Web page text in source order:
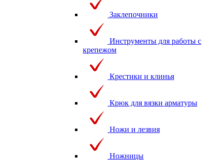
Заклепочники
Инструменты для работы с
крепежом
Крестики и клинья
Крюк для вязки арматуры
Ножи и лезвия
Ножницы